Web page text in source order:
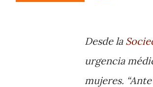
Desde la
urgencia
mujeres.